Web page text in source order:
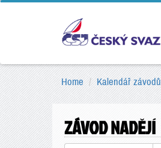
Home Kalendář závodů
ZÁVOD NADĚJÍ